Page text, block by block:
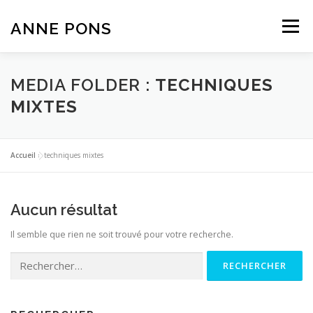
contenu
ANNE PONS Menu
ACTUALITÉ TRAVAUX BIOGRAPHIE
MEDIA FOLDER : TECHNIQUES
MIXTES
Accueil »techniques mixtes
Aucun résultat
Il semble que rien ne soit trouvé pour votre recherche.